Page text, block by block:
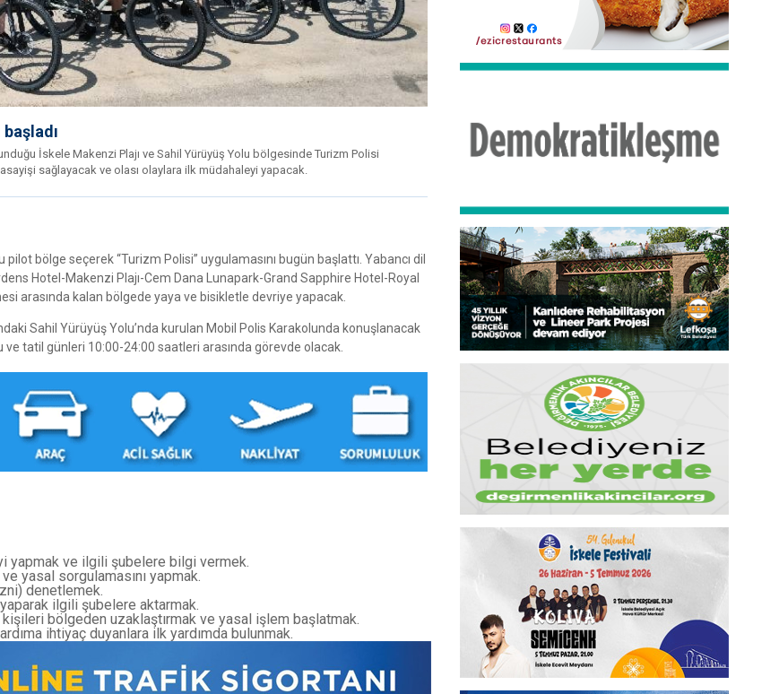
İskele Makenzi Plajı ve Sahil Yürüyüş Yolu bölgesinde Turizm Polisi
asayişi sağlayacak ve olası olaylara ilk müdahaleyi yapacak.
bölge seçerek “Turizm Polisi” uygulamasını bugün başlattı. Yabancı dil
Hotel-Makenzi Plajı-Cem Dana Lunapark-Grand Sapphire Hotel-Royal
arasında kalan bölgede yaya ve bisikletle devriye yapacak.
Sahil Yürüyüş Yolu’nda kurulan Mobil Polis Karakolunda konuşlanacak
ve tatil günleri 10:00-24:00 saatleri arasında görevde olacak.
yapmak ve ilgili şubelere bilgi vermek.
yasal sorgulamasını yapmak.
denetlemek.
ilgili şubelere aktarmak.
bölgeden uzaklaştırmak ve yasal işlem başlatmak.
ihtiyaç duyanlara ilk yardımda bulunmak.